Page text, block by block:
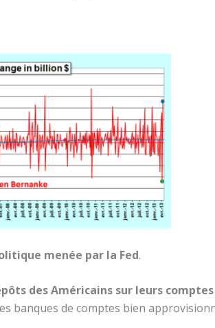
menée par la Fed.
des Américains sur leurs
banques de comptes bien